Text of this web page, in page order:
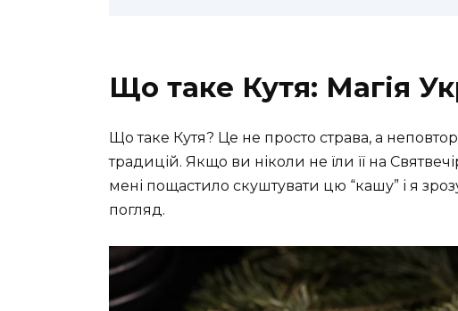
Що таке Кутя: Магія
Що таке Кутя? Це не просто страва, а
традицій. Якщо ви ніколи не їли її на
мені пощастило скуштувати цю “кашу” і я
погляд.